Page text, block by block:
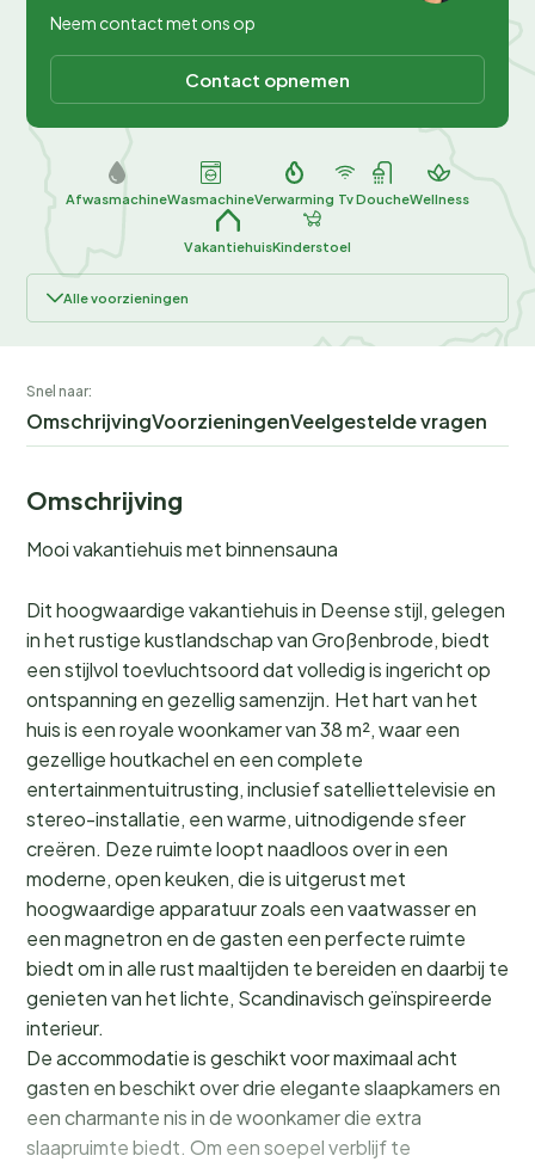
Neem contact met ons op
Contact opnemen
AfwasmachineWasmachineVerwarming TvDoucheWellness
VakantiehuisKinderstoel
Alle voorzieningen
Snel naar:
OmschrijvingVoorzieningenVeelgestelde vragen
Omschrijving
Mooi vakantiehuis met binnensauna
Dit hoogwaardige vakantiehuis in Deense stijl, gelegen
in het rustige kustlandschap van Großenbrode, biedt
een stijlvol toevluchtsoord dat volledig is ingericht op
ontspanning en gezellig samenzijn. Het hart van het
huis is een royale woonkamer van 38 m², waar een
gezellige houtkachel en een complete
entertainmentuitrusting, inclusief satelliettelevisie en
stereo-installatie, een warme, uitnodigende sfeer
creëren. Deze ruimte loopt naadloos over in een
moderne, open keuken, die is uitgerust met
hoogwaardige apparatuur zoals een vaatwasser en
een magnetron en de gasten een perfecte ruimte
biedt om in alle rust maaltijden te bereiden en daarbij te
genieten van het lichte, Scandinavisch geïnspireerde
interieur.
De accommodatie is geschikt voor maximaal acht
gasten en beschikt over drie elegante slaapkamers en
een charmante nis in de woonkamer die extra
slaapruimte biedt. Om een soepel verblijf te